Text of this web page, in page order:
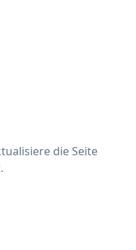
die Seite